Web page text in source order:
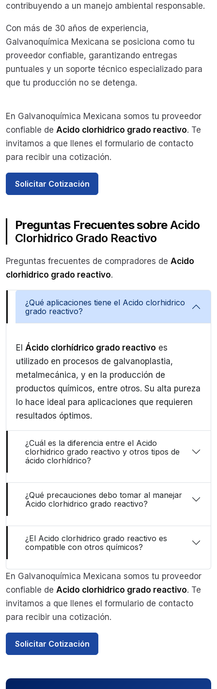
contribuyendo a un manejo ambiental responsable.
Con más de 30 años de experiencia,
Galvanoquímica Mexicana se posiciona como tu
proveedor confiable, garantizando entregas
puntuales y un soporte técnico especializado para
que tu producción no se detenga.
En Galvanoquímica Mexicana somos tu proveedor
confiable de Acido clorhidrico grado reactivo. Te
invitamos a que llenes el formulario de contacto
para recibir una cotización.
Solicitar Cotización
Preguntas Frecuentes sobre Acido
Clorhidrico Grado Reactivo
Preguntas frecuentes de compradores de Acido
clorhidrico grado reactivo.
¿Qué aplicaciones tiene el Acido clorhidrico
grado reactivo?
El Ácido clorhídrico grado reactivo es
utilizado en procesos de galvanoplastia,
metalmecánica, y en la producción de
productos químicos, entre otros. Su alta pureza
lo hace ideal para aplicaciones que requieren
resultados óptimos.
¿Cuál es la diferencia entre el Acido
clorhidrico grado reactivo y otros tipos de
ácido clorhídrico?
¿Qué precauciones debo tomar al manejar
Acido clorhidrico grado reactivo?
¿El Acido clorhidrico grado reactivo es
compatible con otros químicos?
En Galvanoquímica Mexicana somos tu proveedor
confiable de Acido clorhidrico grado reactivo. Te
invitamos a que llenes el formulario de contacto
para recibir una cotización.
Solicitar Cotización